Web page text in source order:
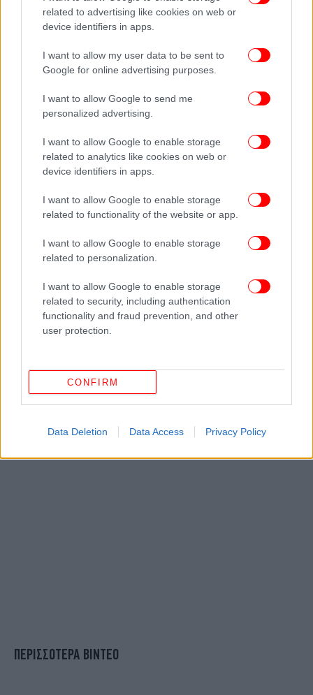
related to advertising like cookies on web or
device identifiers in apps.
I want to allow my user data to be sent to
Google for online advertising purposes.
I want to allow Google to send me
personalized advertising.
I want to allow Google to enable storage
related to analytics like cookies on web or
device identifiers in apps.
I want to allow Google to enable storage
related to functionality of the website or app.
I want to allow Google to enable storage
related to personalization.
I want to allow Google to enable storage
related to security, including authentication
functionality and fraud prevention, and other
user protection.
CONFIRM
Data Deletion Data Access Privacy Policy
λέω, «το μόνο που μπορώ να κάνω είναι να σου
κρεμάσω την καρδιά στα μανταλάκια να πάνε κάτω
εδώ είμαστε. Έτσι έγραψα το τραγούδι, το οποίο το
τραγουδούσαν τοπικά για αρκετά χρόνια στην
πρώτος ο Μπάμπης Πρεμέτης και στο κλαρίνο ήταν
ο Γιώργος Βρακάς ένας μουσικός ο οποίος σε ηλικία
60 ετών εξαφανίστηκε στις αρχές Δεκεμβρίου του
2011 από το χωριό Άγιος Νικόλαος Φιλιατών που
ζούσε μόνος του. Όταν χάθηκαν τα ίχνη του οι
αντικείμενα, ταυτότητα και άλλα προσωπικά
έγγραφα ενώ είχε εξαφανιστεί και το κυνηγετικό
παραμένει ανεξιχνίαστη.
ΠΕΡΙΣΣΟΤΕΡΑ ΒΙΝΤΕΟ